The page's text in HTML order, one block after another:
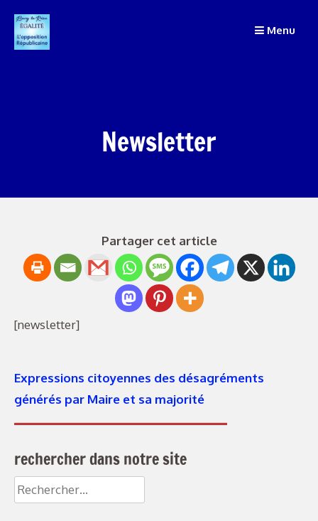
contenu
Menu
Newsletter
Partager cet article
[newsletter]
Expressions citoyennes des désagréments
générés par Maire et sa majorité
rechercher dans notre site
Rechercher :